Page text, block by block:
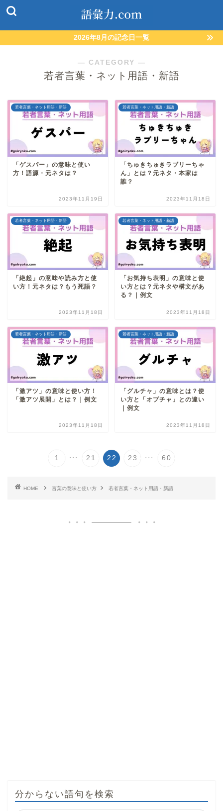
2026年8月の記念日一覧
― CATEGORY ―
若者言葉・ネット用語・新語
若者言葉・ネット用語・新語
「ゲスパー」の意味と使い
方！語源・元ネタは？
2023年11月19日
若者言葉・ネット用語・新語
「ちゅきちゅきラブリーちゃ
ん」とは？元ネタ・本家は
誰？
2023年11月18日
若者言葉・ネット用語・新語
「絶起」の意味や読み方と使
い方！元ネタは？もう死語？
2023年11月18日
若者言葉・ネット用語・新語
「お気持ち表明」の意味と使
い方とは？元ネタや構文があ
る？｜例文
2023年11月18日
若者言葉・ネット用語・新語
「激アツ」の意味と使い方！
「激アツ展開」とは？｜例文
2023年11月18日
若者言葉・ネット用語・新語
「グルチャ」の意味とは？使
い方と「オプチャ」との違い
｜例文
2023年11月18日
1 ... 21 22 23 ... 60
HOME 言葉の意味と使い方 若者言葉・ネット用語・新語
分からない語句を検索